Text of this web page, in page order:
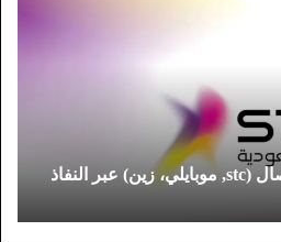
خطوات توثيق شريحة الاتصال (stc, موبايلي، زين) عبر النفاذ